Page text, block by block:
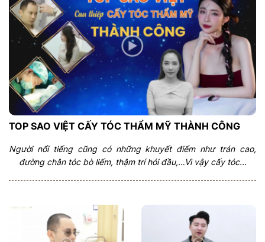
TOP SAO VIỆT CẤY TÓC THẨM MỸ THÀNH CÔNG
Người nổi tiếng cũng có những khuyết điểm như trán cao,
đường chân tóc bò liếm, thậm trí hói đầu,…Vì vậy cấy tóc...